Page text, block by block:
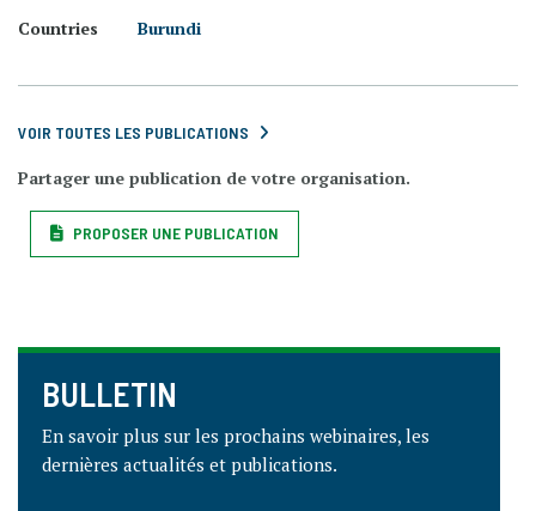
Countries
Burundi
VOIR TOUTES LES PUBLICATIONS
Partager une publication de votre organisation.
PROPOSER UNE PUBLICATION
BULLETIN
En savoir plus sur les prochains webinaires, les
dernières actualités et publications.